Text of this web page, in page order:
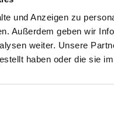
und Anzeigen zu
Außerdem geben wir
weiter. Unsere
haben oder die sie